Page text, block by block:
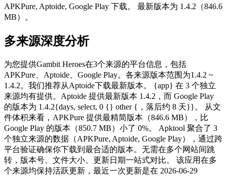
APKPure, Aptoide, Google Play 下载。
最新版本为 1.4.2（846.6
MB）。
多来源深度分析
为您提供Gambit Heroes在3个来源的平台信息，包括
APKPure、Aptoide、Google Play。各来源版本范围为1.4.2 ~
1.4.2。我们推荐从Aptoide下载最新版本。 {app} 在 3 个独立
来源均有提供。Aptoide 提供最新版本 1.4.2，而 Google Play
的版本为 1.4.2{days, select, 0 {} other {，落后约 8 天}}。 从文
件体积来看，APKPure 提供最精简版本（846.6 MB），比
Google Play 的版本（850.7 MB）小了 0%。 Apktool 聚合了 3
个独立来源的数据（APKPure, Aptoide, Google Play），通过跨
平台验证确保你下载到最合适的版本。无需在多个网站间跳
转，版本号、文件大小、更新日期一站式对比。 该应用在多
个来源均保持活跃更新，最近一次更新是在 2026-06-29